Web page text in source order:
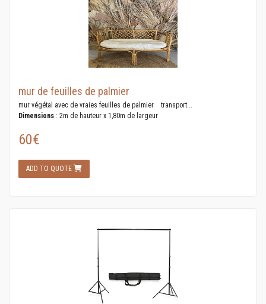
mur de feuilles de palmier
mur végétal avec de vraies feuilles de palmier transport...
Dimensions : 2m de hauteur x 1,80m de largeur
60€
ADD TO QUOTE